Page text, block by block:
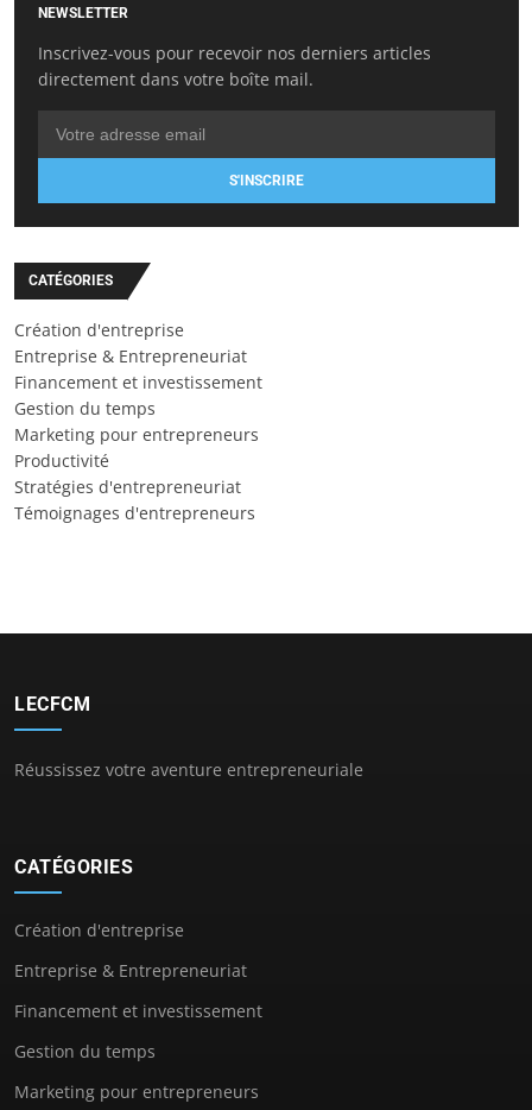
NEWSLETTER
Inscrivez-vous pour recevoir nos derniers articles
directement dans votre boîte mail.
S'INSCRIRE
CATÉGORIES
Création d'entreprise
Entreprise & Entrepreneuriat
Financement et investissement
Gestion du temps
Marketing pour entrepreneurs
Productivité
Stratégies d'entrepreneuriat
Témoignages d'entrepreneurs
LECFCM
Réussissez votre aventure entrepreneuriale
CATÉGORIES
Création d'entreprise
Entreprise & Entrepreneuriat
Financement et investissement
Gestion du temps
Marketing pour entrepreneurs